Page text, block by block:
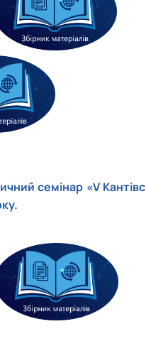
семінар «V